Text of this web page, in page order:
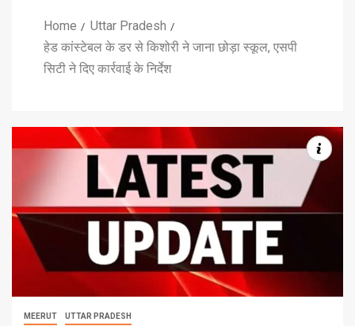
Home
Uttar Pradesh
हेड कांस्टेबल के डर से किशोरी ने जाना छोड़ा स्कूल, एसपी
सिटी ने दिए कार्रवाई के निर्देश
MEERUT UTTAR PRADESH